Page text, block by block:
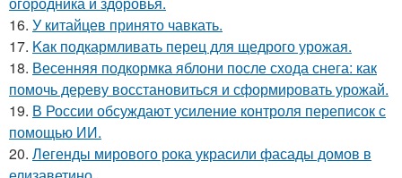
16. У китайцев принято чавкать.
17. Kaк подкармливать перец для щедрого урожая.
18. Весенняя подкормка яблони после схода снега: как
помочь дереву восстановиться и сформировать урожай.
19. В России обсуждают усиление контроля переписок с
помощью ИИ.
20. Легенды мирового рока украсили фасады домов в